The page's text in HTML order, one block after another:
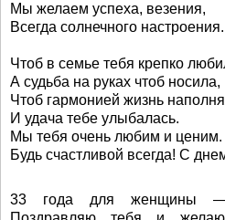
Мы желаем успеха, везения,
Всегда солнечного настроения.
Чтоб в семье тебя крепко
А судьба на руках чтоб носила,
Чтоб гармонией жизнь
И удача тебе улыбалась.
Мы тебя очень любим и ценим.
Будь счастливой всегда! С
33 года для женщины —